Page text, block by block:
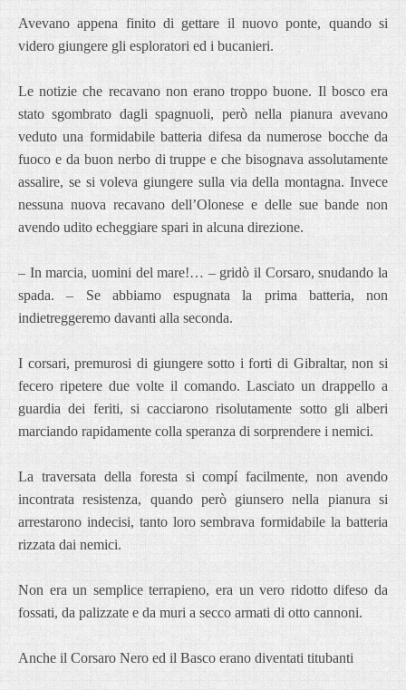
Avevano appena finito di gettare il nuovo ponte, quando si
videro giungere gli esploratori ed i bucanieri.
Le notizie che recavano non erano troppo buone. Il bosco era
stato sgombrato dagli spagnuoli, però nella pianura avevano
veduto una formidabile batteria difesa da numerose bocche da
fuoco e da buon nerbo di truppe e che bisognava assolutamente
assalire, se si voleva giungere sulla via della montagna. Invece
nessuna nuova recavano dell’Olonese e delle sue bande non
avendo udito echeggiare spari in alcuna direzione.
– In marcia, uomini del mare!… – gridò il Corsaro, snudando la
spada. – Se abbiamo espugnata la prima batteria, non
indietreggeremo davanti alla seconda.
I corsari, premurosi di giungere sotto i forti di Gibraltar, non si
fecero ripetere due volte il comando. Lasciato un drappello a
guardia dei feriti, si cacciarono risolutamente sotto gli alberi
marciando rapidamente colla speranza di sorprendere i nemici.
La traversata della foresta si compí facilmente, non avendo
incontrata resistenza, quando però giunsero nella pianura si
arrestarono indecisi, tanto loro sembrava formidabile la batteria
rizzata dai nemici.
Non era un semplice terrapieno, era un vero ridotto difeso da
fossati, da palizzate e da muri a secco armati di otto cannoni.
Anche il Corsaro Nero ed il Basco erano diventati titubanti